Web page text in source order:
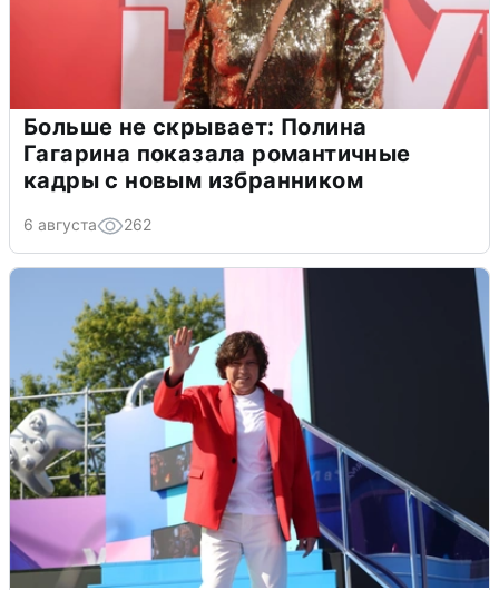
Больше не скрывает: Полина
Гагарина показала романтичные
кадры с новым избранником
6 августа 262